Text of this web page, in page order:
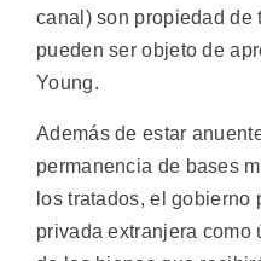
canal) son propiedad de
pueden ser objeto de
Young.
Además de estar
permanencia de bases
los tratados, el
privada extranjera